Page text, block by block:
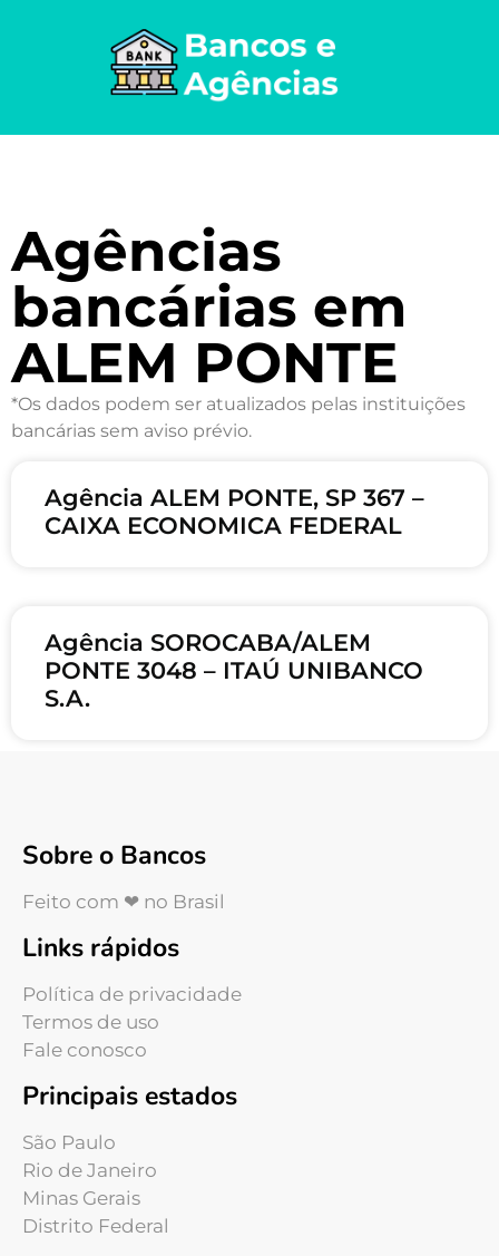
Agências
bancárias em
ALEM PONTE
*Os dados podem ser atualizados pelas instituições
bancárias sem aviso prévio.
Agência ALEM PONTE, SP 367 –
CAIXA ECONOMICA FEDERAL
Agência SOROCABA/ALEM
PONTE 3048 – ITAÚ UNIBANCO
S.A.
Sobre o Bancos
Feito com ❤ no Brasil
Links rápidos
Política de privacidade
Termos de uso
Fale conosco
Principais estados
São Paulo
Rio de Janeiro
Minas Gerais
Distrito Federal